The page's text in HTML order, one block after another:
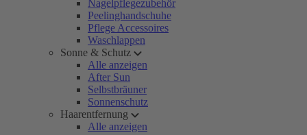
Nagelpflegezubehör
Peelinghandschuhe
Pflege Accessoires
Waschlappen
Sonne & Schutz
Alle anzeigen
After Sun
Selbstbräuner
Sonnenschutz
Haarentfernung
Alle anzeigen